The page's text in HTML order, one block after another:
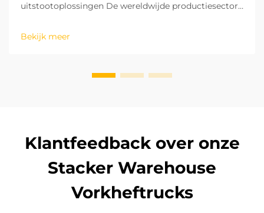
uitstootoplossingen De wereldwijde productiesector
ontwikkelingsmodel. De resterende logistieke
processen in fabrieken zijn cruciaal voor het bereiken
Bekijk meer
Klantfeedback over onze
Stacker Warehouse
Vorkheftrucks